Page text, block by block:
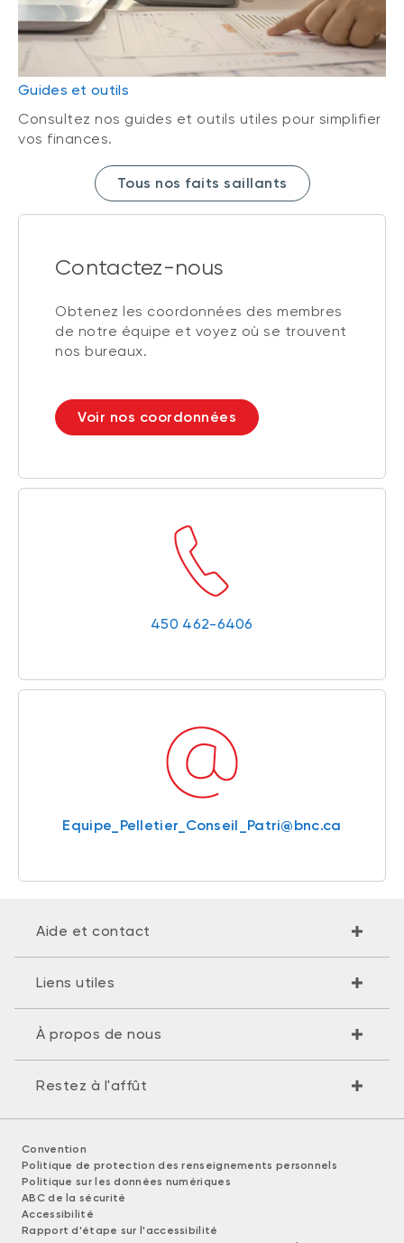
Guides et outils
Consultez nos guides et outils utiles pour simplifier
vos finances.
Tous nos faits saillants
Contactez-nous
Obtenez les coordonnées des membres
de notre équipe et voyez où se trouvent
nos bureaux.
Voir nos coordonnées
450 462-6406
Equipe_Pelletier_Conseil_Patri@bnc.ca
Aide et contact
Liens utiles
À propos de nous
Restez à l'affût
Convention
Politique de protection des renseignements personnels
Politique sur les données numériques
ABC de la sécurité
Accessibilité
Rapport d'étape sur l'accessibilité